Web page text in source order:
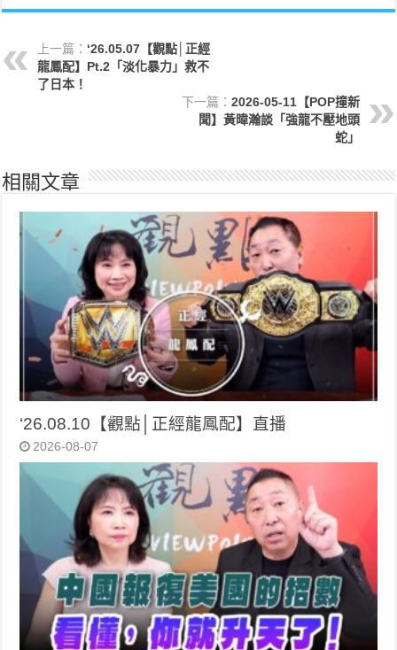
上一篇： ‘26.05.07【觀點│正經
龍鳳配】Pt.2「淡化暴力」救不
了日本！
下一篇： 2026-05-11【POP撞新
聞】黃暐瀚談「強龍不壓地頭
蛇」
相關文章
‘26.08.10【觀點│正經龍鳳配】直播
2026-08-07